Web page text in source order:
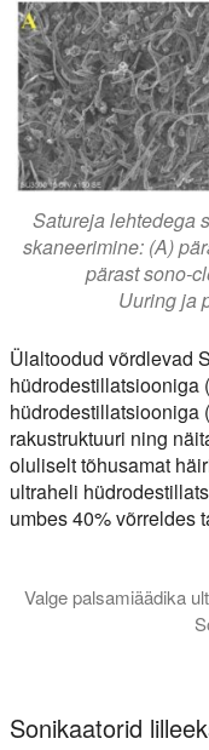
Satureja lehtedega
skaneerimine: (A)
pärast sono-
Uuring ja
Ülaltoodud võrdlevad
hüdrodestillatsiooniga
hüdrodestillatsiooniga
rakustruktuuri ning
oluliselt tõhusamat
ultraheli
umbes 40% võrreldes
Valge palsamiäädika
Sonikaatorid